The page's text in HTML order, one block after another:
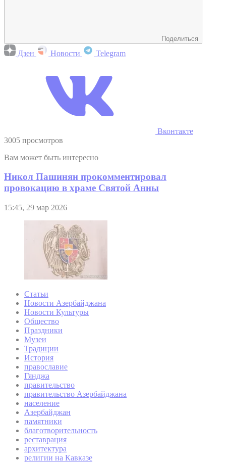
Поделиться
Дзен Новости Telegram
Вконтакте
3005 просмотров
Вам может быть интересно
Никол Пашинян прокомментировал
провокацию в храме Святой Анны
15:45, 29 мар 2026
Статьи
Новости Азербайджана
Новости Культуры
Общество
Праздники
Музеи
Традиции
История
православие
Гянджа
правительство
правительство Азербайджана
население
Азербайджан
памятники
благотворительность
реставрация
архитектура
религии на Кавказе